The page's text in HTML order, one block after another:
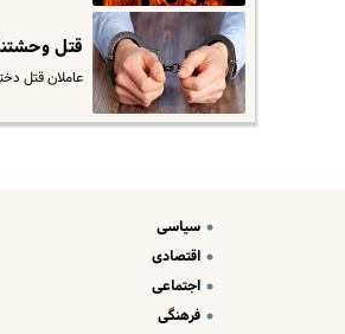
قتل
عاملان قتل
سیاسی
اقتصادی
اجتماعی
فرهنگی